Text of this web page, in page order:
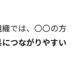
では、〇〇の方
つながりやすい